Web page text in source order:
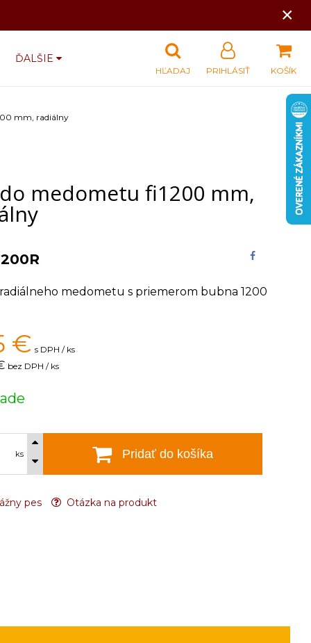
×
ĎALŠIE
KOŠÍK
PRIHLÁSIŤ
HĽADAJ
mm, radiálny
medometu fi1200 mm,
medometu s priemerom bubna 1200
€ s DPH / ks
bez DPH / ks
ks Pridať do košíka
pes Otázka na produkt